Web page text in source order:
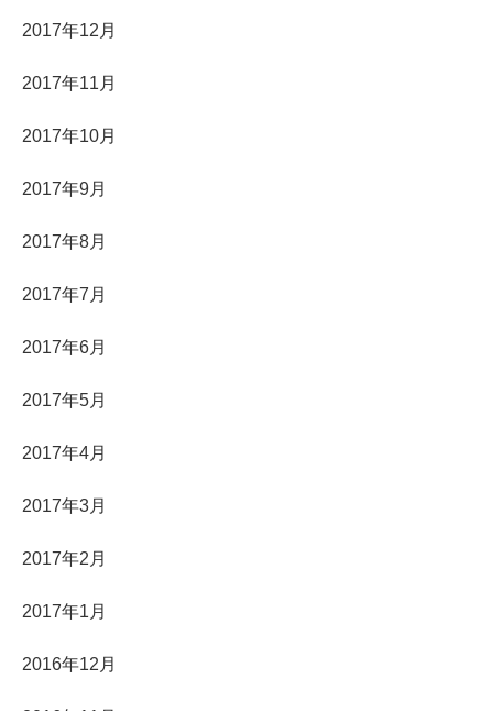
2017年12月
2017年11月
2017年10月
2017年9月
2017年8月
2017年7月
2017年6月
2017年5月
2017年4月
2017年3月
2017年2月
2017年1月
2016年12月